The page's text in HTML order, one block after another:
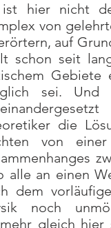
hier nicht
von
auf
schon seit
Gebiete
sei.
die
von
alle an einen
dem
noch
gleich hier